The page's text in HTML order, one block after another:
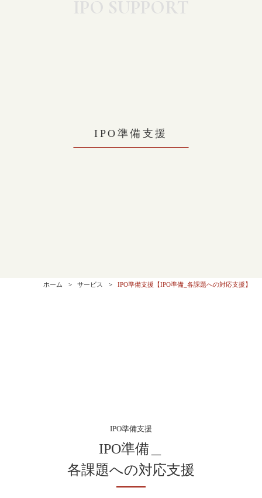
IPO準備支援
ホーム サービス IPO準備支援【IPO準備_各課題への対応支援】
IPO準備支援
IPO準備＿
各課題への対応支援